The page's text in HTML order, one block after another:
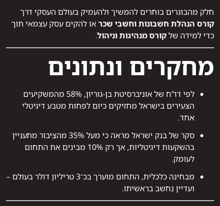
חלק מהבוגרים בוחרים להמשיך ולהעמיק בעולם העסקי דרך
קורס הנהלת חשבונות וחשבי שכראו להקים עסק עצמאי תוך
כדי למידה שלקורס מנהיגות וניהול.
מחקרים ונתונים
לפי דו"ח של אוניברסיטת בן-גוריון, 58% מהמשקיעים
הצעירים בישראל מחזיקים כיום לפחות מטבע דיגיטלי
אחד.
סקר של בנק ישראל מראה כי מעל 35% מהציבור מתעניין
בהשקעות דיגיטליות, אך רק 10% מבינים את התחום
לעומק.
מבחינה כלכלית, התחום מוערך בכ־3 טריליון דולר בעולם –
ועדיין נחשב בראשיתו.